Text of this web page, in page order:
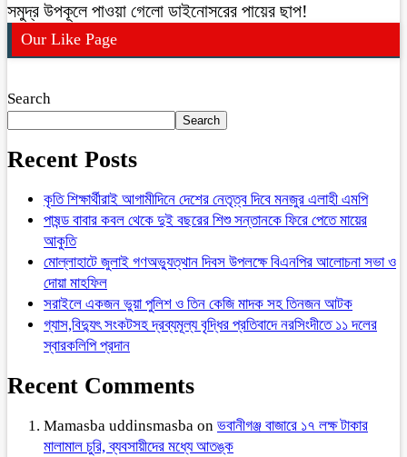
সমুদ্র উপকূলে পাওয়া গেলো ডাইনোসরের পায়ের ছাপ!
Our Like Page
Search
Search
Recent Posts
কৃতি শিক্ষার্থীরাই আগামীদিনে দেশের নেতৃত্ব দিবে মনজুর এলাহী এমপি
পাষন্ড বাবার কবল থেকে দুই বছরের শিশু সন্তানকে ফিরে পেতে মায়ের
আকুতি
মোল্লাহাটে জুলাই গণঅভ্যুত্থান দিবস উপলক্ষে বিএনপির আলোচনা সভা ও
দোয়া মাহফিল
সরাইলে একজন ভুয়া পুলিশ ও তিন কেজি মাদক সহ তিনজন আটক
গ্যাস,বিদ্যুৎ সংকটসহ দ্রব্যমূল্য বৃদ্ধির প্রতিবাদে নরসিংদীতে ১১ দলের
স্বারকলিপি প্রদান
Recent Comments
Mamasba uddinsmasba on ভবানীগঞ্জ বাজারে ১৭ লক্ষ টাকার
মালামাল চুরি, ব্যবসায়ীদের মধ্যে আতঙ্ক